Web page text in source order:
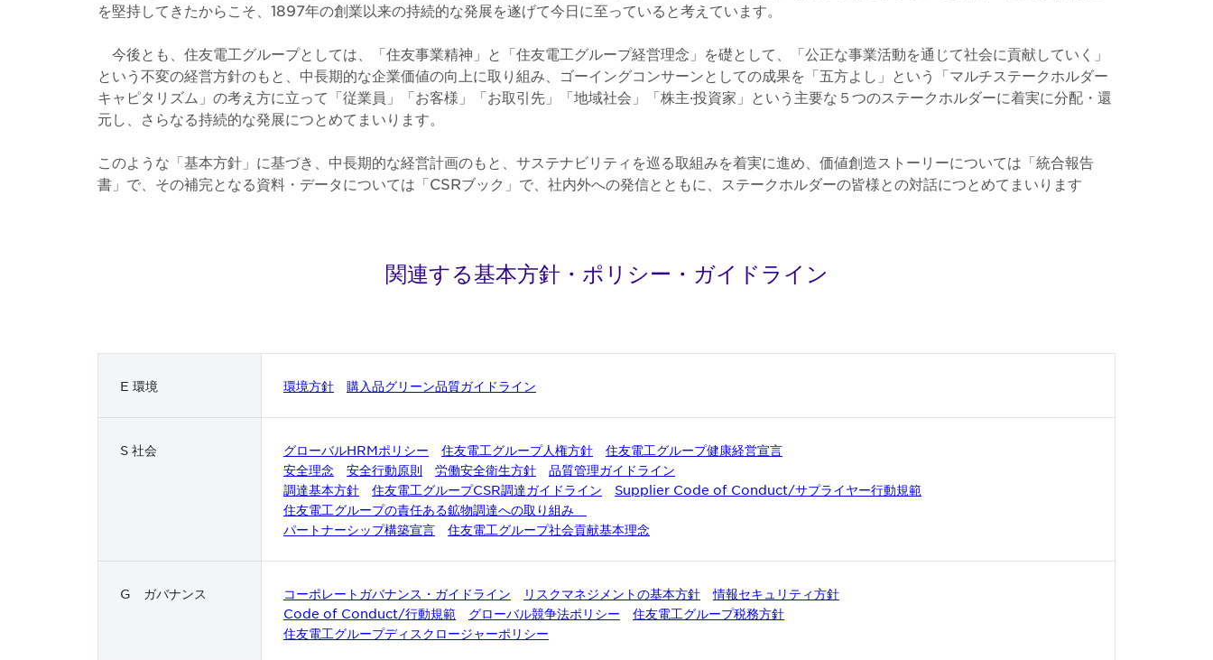
を堅持してきたからこそ、1897年の創業以来の持続的な発展を遂げて今日に至っていると考えています。
今後とも、住友電工グループとしては、「住友事業精神」と「住友電工グループ経営理念」を礎として、「公正な事業活動を通じて社会に貢献していく」
という不変の経営方針のもと、中長期的な企業価値の向上に取り組み、ゴーイングコンサーンとしての成果を「五方よし」という「マルチステークホルダー
キャピタリズム」の考え方に立って「従業員」「お客様」「お取引先」「地域社会」「株主·投資家」という主要な５つのステークホルダーに着実に分配・還
元し、さらなる持続的な発展につとめてまいります。
このような「基本方針」に基づき、中長期的な経営計画のもと、サステナビリティを巡る取組みを着実に進め、価値創造ストーリーについては「統合報告
書」で、その補完となる資料・データについては「CSRブック」で、社内外への発信とともに、ステークホルダーの皆様との対話につとめてまいります
関連する基本方針・ポリシー・ガイドライン
E 環境 環境方針 購入品グリーン品質ガイドライン
S 社会 グローバルHRMポリシー 住友電工グループ人権方針
住友電工グループ健康経営宣言
安全理念
安全行動原則 労働安全衛生方針
品質管理ガイドライン
調達基本方針
住友電工グループCSR調達ガイドライン
Supplier Code of Conduct/サプライヤー行動規範
住友電工グループの責任ある鉱物調達への取り組み
パートナーシップ構築宣言
住友電工グループ社会貢献基本理念
G ガバナンス コーポレートガバナンス・ガイドライン リスクマネジメントの基本方針
情報セキュリティ方針
Code of Conduct/行動規範
グローバル競争法ポリシー
住友電工グループ税務方針
住友電工グループディスクロージャーポリシー